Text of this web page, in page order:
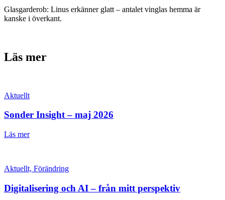
Glasgarderob: Linus erkänner glatt – antalet vinglas hemma är
kanske i överkant.
Läs mer
Aktuellt
Sonder Insight – maj 2026
Läs mer
Aktuellt, Förändring
Digitalisering och AI – från mitt perspektiv